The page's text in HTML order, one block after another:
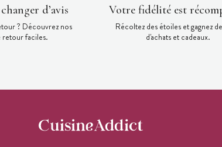
d’avis
? Découvrez nos
faciles.
Votre fidélité est
Récoltez des étoiles et gagnez
d'achats et cadeaux.